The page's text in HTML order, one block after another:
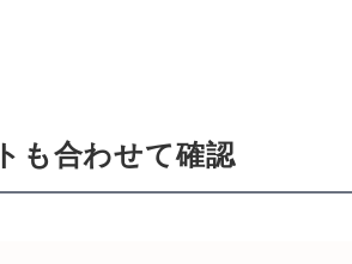
も合わせて確認